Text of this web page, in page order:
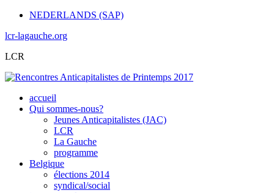
NEDERLANDS (SAP)
lcr-lagauche.org
LCR
accueil
Qui sommes-nous?
Jeunes Anticapitalistes (JAC)
LCR
La Gauche
programme
Belgique
élections 2014
syndical/social